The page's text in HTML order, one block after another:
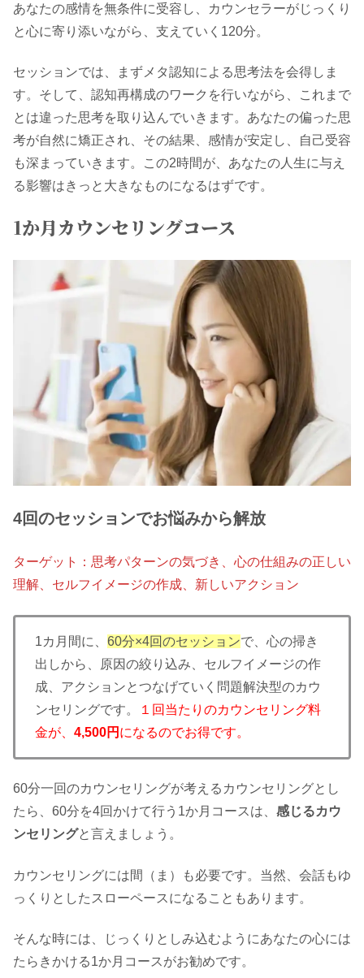
あなたの感情を無条件に受容し、カウンセラーがじっくり
と心に寄り添いながら、支えていく120分。
セッションでは、まずメタ認知による思考法を会得しま
す。そして、認知再構成のワークを行いながら、これまで
とは違った思考を取り込んでいきます。あなたの偏った思
考が自然に矯正され、その結果、感情が安定し、自己受容
も深まっていきます。この2時間が、あなたの人生に与え
る影響はきっと大きなものになるはずです。
1か月カウンセリングコース
4回のセッションでお悩みから解放
ターゲット：思考パターンの気づき、心の仕組みの正しい
理解、セルフイメージの作成、新しいアクション
1カ月間に、 60分×4回のセッションで、心の掃き
出しから、原因の絞り込み、セルフイメージの作
成、アクションとつなげていく問題解決型のカウ
ンセリングです。
１回当たりのカウンセリング料
金が、 4,500円 になるのでお得です。
60分一回のカウンセリングが考えるカウンセリングとし
たら、60分を4回かけて行う1か月コースは、 感じるカウ
ンセリングと言えましょう。
カウンセリングには間（ま）も必要です。当然、会話もゆ
っくりとしたスローペースになることもあります。
そんな時には、じっくりとしみ込むようにあなたの心には
たらきかける1か月コースがお勧めです。